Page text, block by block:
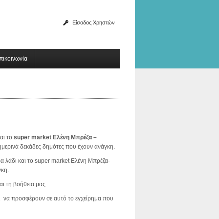
Είσοδος Χρηστών
το super market Ελένη Μπρέζα –
δεκάδες δημότες που έχουν ανάγκη.
λάδι και το super market Ελένη Μπρέζα-
τη βοήθεια μας
να προσφέρουν σε αυτό το εγχείρημα που